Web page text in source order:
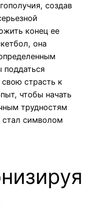
создав
конец ее
она
страсть к
чтобы начать
трудностям
символом